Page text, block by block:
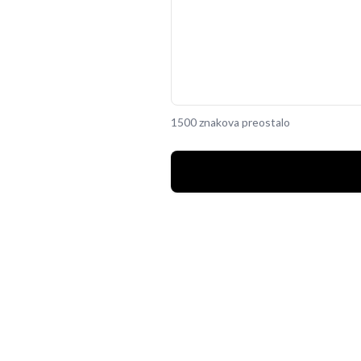
1500 znakova preostalo